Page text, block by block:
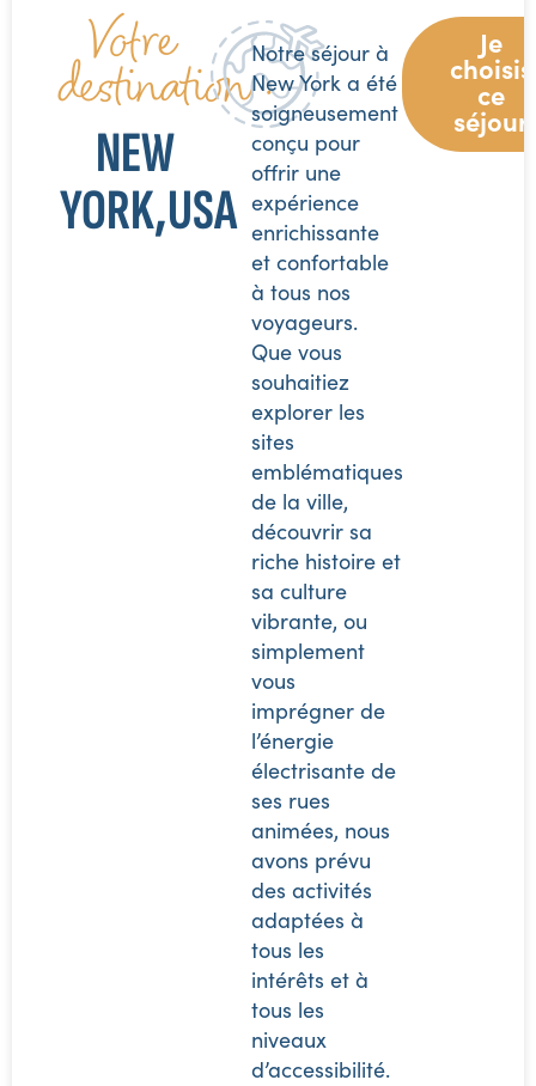
Votre
destination :
NEW
YORK,USA
Notre séjour à
New York a été
soigneusement
conçu pour
offrir une
expérience
enrichissante
et confortable
à tous nos
voyageurs.
Que vous
souhaitiez
explorer les
sites
emblématiques
de la ville,
découvrir sa
riche histoire et
sa culture
vibrante, ou
simplement
vous
imprégner de
l’énergie
électrisante de
ses rues
animées, nous
avons prévu
des activités
adaptées à
tous les
intérêts et à
tous les
niveaux
d’accessibilité.
Je
choisis
ce
séjour